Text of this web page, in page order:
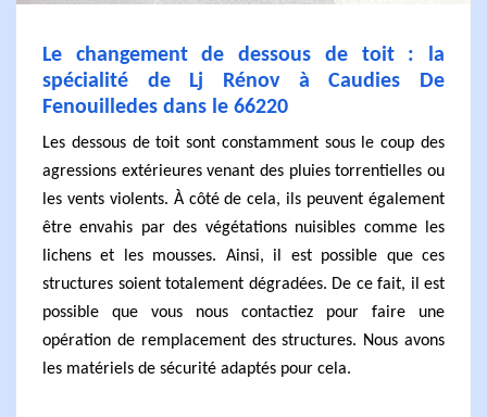
Le changement de dessous de toit : la
spécialité de Lj Rénov à Caudies De
Fenouilledes dans le 66220
Les dessous de toit sont constamment sous le coup des
agressions extérieures venant des pluies torrentielles ou
les vents violents. À côté de cela, ils peuvent également
être envahis par des végétations nuisibles comme les
lichens et les mousses. Ainsi, il est possible que ces
structures soient totalement dégradées. De ce fait, il est
possible que vous nous contactiez pour faire une
opération de remplacement des structures. Nous avons
les matériels de sécurité adaptés pour cela.